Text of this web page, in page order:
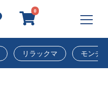
0
リラックマ モンチ